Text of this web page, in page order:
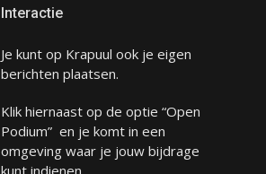
Interactie
Je kunt op Krapuul ook je eigen
berichten plaatsen.
Klik hiernaast op de optie “Open
Podium” en je komt in een
omgeving waar je jouw bijdrage
kunt indienen.